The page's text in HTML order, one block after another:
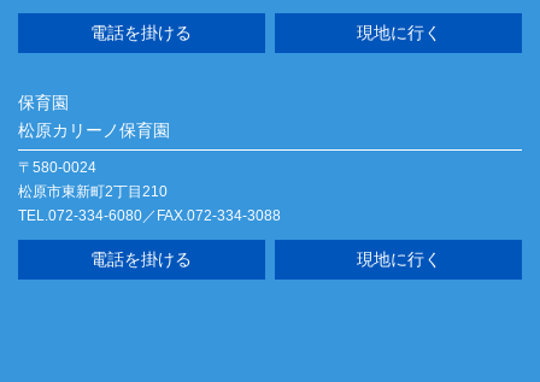
電話を掛ける 現地に行く
保育園
松原カリーノ保育園
〒580-0024
松原市東新町2丁目210
TEL.072-334-6080／FAX.072-334-3088
電話を掛ける 現地に行く